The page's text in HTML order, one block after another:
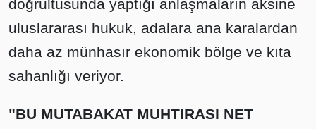
doğrultusunda yaptığı anlaşmaların aksine
uluslararası hukuk, adalara ana karalardan
daha az münhasır ekonomik bölge ve kıta
sahanlığı veriyor.
"BU MUTABAKAT MUHTIRASI NET